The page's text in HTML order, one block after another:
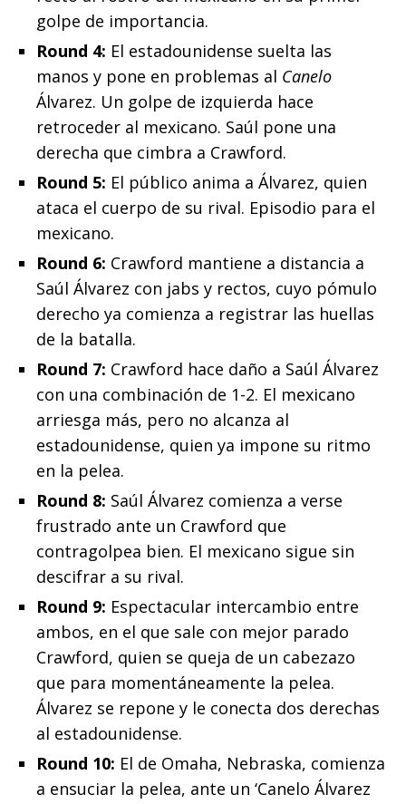
golpe de importancia.
Round 4: El estadounidense suelta las
manos y pone en problemas al Canelo
Álvarez. Un golpe de izquierda hace
retroceder al mexicano. Saúl pone una
derecha que cimbra a Crawford.
Round 5: El público anima a Álvarez, quien
ataca el cuerpo de su rival. Episodio para el
mexicano.
Round 6: Crawford mantiene a distancia a
Saúl Álvarez con jabs y rectos, cuyo pómulo
derecho ya comienza a registrar las huellas
de la batalla.
Round 7: Crawford hace daño a Saúl Álvarez
con una combinación de 1-2. El mexicano
arriesga más, pero no alcanza al
estadounidense, quien ya impone su ritmo
en la pelea.
Round 8: Saúl Álvarez comienza a verse
frustrado ante un Crawford que
contragolpea bien. El mexicano sigue sin
descifrar a su rival.
Round 9: Espectacular intercambio entre
ambos, en el que sale con mejor parado
Crawford, quien se queja de un cabezazo
que para momentáneamente la pelea.
Álvarez se repone y le conecta dos derechas
al estadounidense.
Round 10: El de Omaha, Nebraska, comienza
a ensuciar la pelea, ante un ‘Canelo Álvarez